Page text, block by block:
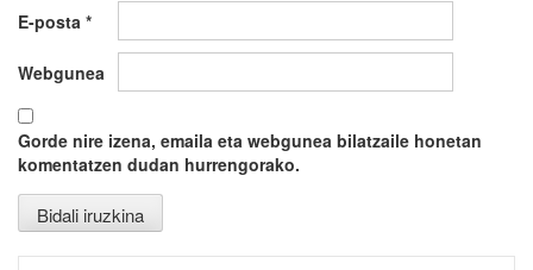
E-posta *
Webgunea
Gorde nire izena, emaila eta webgunea bilatzaile honetan
komentatzen dudan hurrengorako.